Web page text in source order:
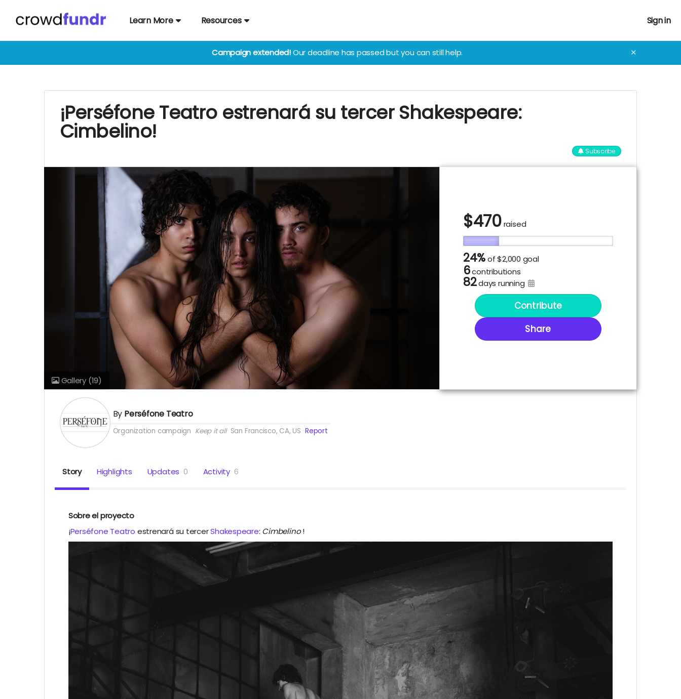
Learn More Resources Sign in
Campaign extended!Our deadline has passed but you can still help. ✕
¡Perséfone Teatro estrenará su tercer Shakespeare:
Cimbelino!
Subscribe
Gallery (19)
$470raised
24%of $2,000 goal
6contributions
82days running
Contribute
Share
By Perséfone Teatro
Organization campaign Keep it all San Francisco, CA, US Report
Story Highlights Updates 0 Activity 6
Sobre el proyecto
¡Perséfone Teatro estrenará su tercerShakespeare: Cimbelino !